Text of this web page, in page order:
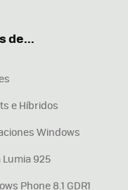
de...
e Híbridos
Windows
Lumia 925
Phone 8.1 GDR1